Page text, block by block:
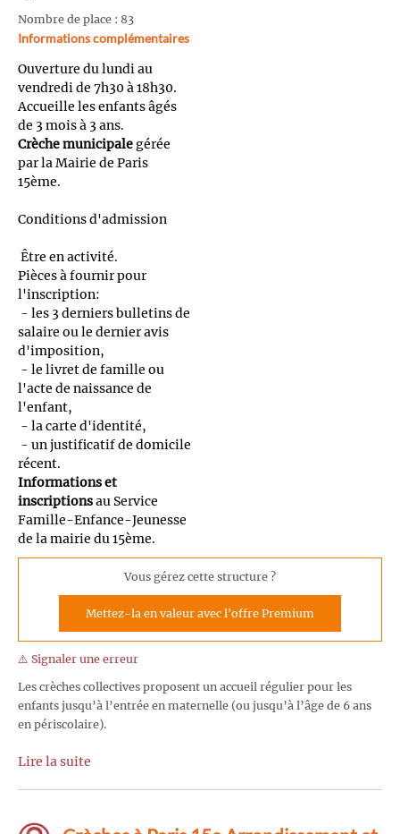
Nombre de place : 83
Informations complémentaires
Ouverture du lundi au
vendredi de 7h30 à 18h30.
Accueille les enfants âgés
de 3 mois à 3 ans.
Crèche municipalegérée
par la Mairie de Paris
15ème.
Conditions d'admission
Être en activité.
Pièces à fournir pour
l'inscription:
- les 3 derniers bulletins de
salaire ou le dernier avis
d'imposition,
- le livret de famille ou
l'acte de naissance de
l'enfant,
- la carte d'identité,
- un justificatif de domicile
récent.
Informations et
inscriptionsau Service
Famille-Enfance-Jeunesse
de la mairie du 15ème.
Vous gérez cette structure ?
Mettez-la en valeur avec l'offre Premium
⚠️ Signaler une erreur
Les crèches collectives proposent un accueil régulier pour les
enfants jusqu’à l’entrée en maternelle (ou jusqu’à l’âge de 6 ans
en périscolaire).
Lire la suite